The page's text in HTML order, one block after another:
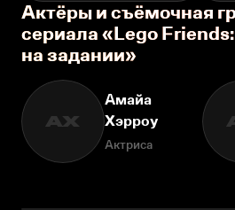
Актёры и съёмочная
сериала «Lego
на задании»
АХ
Амайа
Хэрроу
Актриса